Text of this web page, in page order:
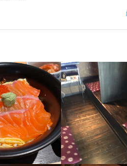
の知識 焼酎の知識
ウイスキーの知識
サービスマナー 仕入れ・食材の目利き
の知識 焼酎の知識
ウイスキーの知識
サービスマナー 仕入れ・食材の目利き
からシフト相談OK、平日のみやダブ
安心して働けます。